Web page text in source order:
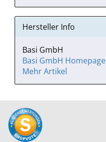
Hersteller Info
Basi GmbH
Basi GmbH Homepage
Mehr Artikel